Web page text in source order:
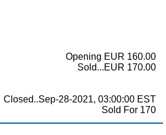
Opening EUR 160.00
Sold...EUR 170.00
Closed..Sep-28-2021, 03:00:00 EST
Sold For 170